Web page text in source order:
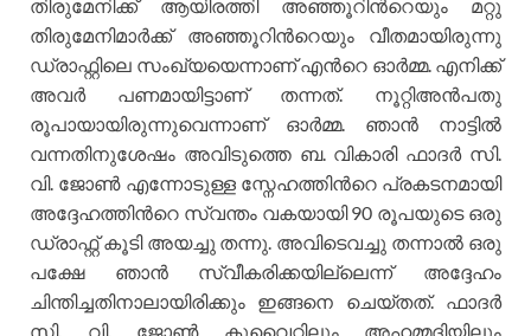
തിരുമേനിക്ക് ആയിരത്തി അഞ്ഞൂറിന്‍റെയും മറ്റു
തിരുമേനിമാര്‍ക്ക് അഞ്ഞൂറിന്‍റെയും വീതമായിരുന്നു
ഡ്രാഫ്റ്റിലെ സംഖ്യയെന്നാണ് എന്‍റെ ഓര്‍മ്മ. എനിക്ക്
അവര്‍ പണമായിട്ടാണ് തന്നത്. നൂറ്റിഅന്‍പതു
രൂപായായിരുന്നുവെന്നാണ് ഓര്‍മ്മ. ഞാന്‍ നാട്ടില്‍
വന്നതിനുശേഷം അവിടുത്തെ ബ. വികാരി ഫാദര്‍ സി.
വി. ജോണ്‍ എന്നോടുള്ള സ്നേഹത്തിന്‍റെ പ്രകടനമായി
അദ്ദേഹത്തിന്‍റെ സ്വന്തം വകയായി 90 രൂപയുടെ ഒരു
ഡ്രാഫ്റ്റ് കൂടി അയച്ചു തന്നു. അവിടെവച്ചു തന്നാല്‍ ഒരു
പക്ഷേ ഞാന്‍ സ്വീകരിക്കയില്ലെന്ന് അദ്ദേഹം
ചിന്തിച്ചതിനാലായിരിക്കും ഇങ്ങനെ ചെയ്തത്. ഫാദര്‍
സി. വി. ജോണ്‍ കുവൈറ്റിലും അഹമ്മദിയിലും